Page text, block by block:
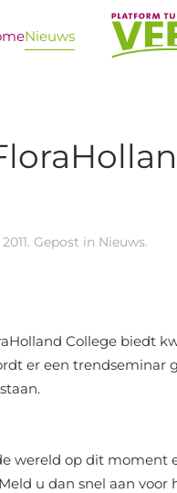
Nieuws
. Gepost in Nieuws.
College biedt
er een
wereld op dit moment
u dan snel aan